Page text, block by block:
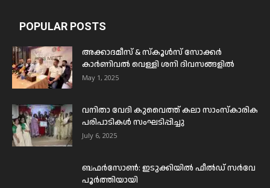
POPULAR POSTS
അക്കാദമീസ് & സ്കൂൾസ് സോക്കർ
കാർണിവൽ വെള്ളി ശനി ദിവസങ്ങളിൽ
May 1, 2025
വനിതാ വേദി കുവൈത്ത് കലാ സാംസ്കാരിക
പരിപാടികൾ സംഘടിപ്പിച്ചു
July 6, 2025
ബഫര്‍സോണ്‍: ഇടുക്കിയില്‍ ഫീല്‍ഡ് സര്‍വേ
പൂര്‍ത്തിയായി